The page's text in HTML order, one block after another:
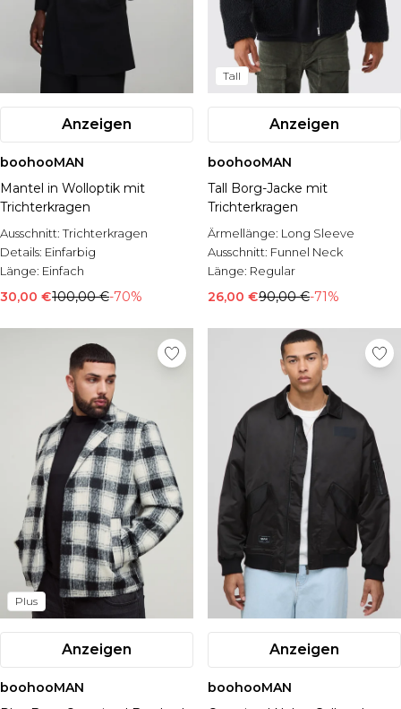
Anzeigen
boohooMAN
Mantel in Wolloptik mit
Trichterkragen
Ausschnitt:Trichterkragen
Details: Einfarbig
Länge: Einfach
30,00 €100,00 €-70%
Tall
Anzeigen
boohooMAN
Tall Borg-Jacke mit
Trichterkragen
Ärmellänge: Long Sleeve
Ausschnitt: Funnel Neck
Länge: Regular
26,00 €90,00 €-71%
Plus
Anzeigen
boohooMAN
Anzeigen
boohooMAN